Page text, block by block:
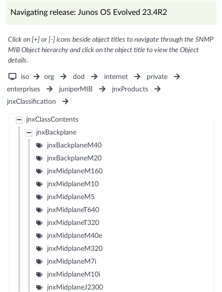
Navigating release: Junos OS Evolved 23.4R2
Click on [+] or [-] icons beside object titles to navigate through the SNMP
MIB Object hierarchy and click on the object title to view the Object
details.
iso org dod internet
private
enterprises
juniperMIB
jnxProducts
jnxClassification
jnxClassContents
jnxBackplane
jnxBackplaneM40
jnxBackplaneM20
jnxMidplaneM160
jnxMidplaneM10
jnxMidplaneM5
jnxMidplaneT640
jnxMidplaneT320
jnxMidplaneM40e
jnxMidplaneM320
jnxMidplaneM7i
jnxMidplaneM10i
jnxMidplaneJ2300